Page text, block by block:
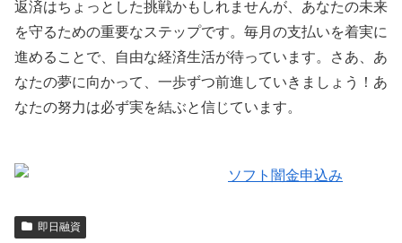
返済はちょっとした挑戦かもしれませんが、あなたの未来
を守るための重要なステップです。毎月の支払いを着実に
進めることで、自由な経済生活が待っています。さあ、あ
なたの夢に向かって、一歩ずつ前進していきましょう！あ
なたの努力は必ず実を結ぶと信じています。
即日融資